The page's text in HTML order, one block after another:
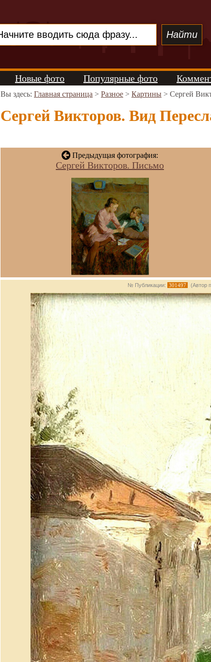
Новые фото Популярные фото
Вы здесь: Главная страница > Разное > Картины > Сергей
Сергей Викторов. Вид
Предыдущая фотография:
Сергей Викторов. Письмо
№ Публикации: 301497 (Автор